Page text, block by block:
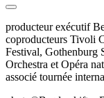
producteur exécutif
coproducteurs Tivoli
Festival, Gothenburg
Orchestra et Opéra
associé tournée